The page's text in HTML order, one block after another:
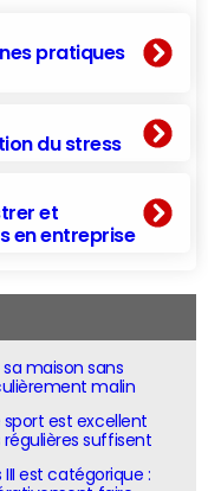
pratiques
du stress
et
en entreprise
maison sans
malin
sport est excellent
suffisent
III est catégorique :